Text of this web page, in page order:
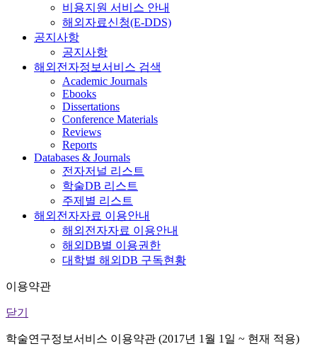
비용지원 서비스 안내
해외자료신청(E-DDS)
공지사항
공지사항
해외전자정보서비스 검색
Academic Journals
Ebooks
Dissertations
Conference Materials
Reviews
Reports
Databases & Journals
전자저널 리스트
학술DB 리스트
주제별 리스트
해외전자자료 이용안내
해외전자자료 이용안내
해외DB별 이용권한
대학별 해외DB 구독현황
이용약관
닫기
학술연구정보서비스 이용약관 (2017년 1월 1일 ~ 현재 적용)